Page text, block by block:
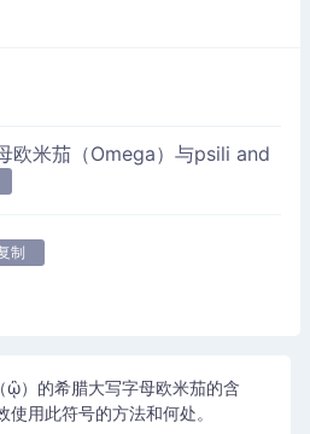
欧米茄（Omega）与psili and
制
ᾢ）的希腊大写字母欧米茄的含
用此符号的方法和何处。